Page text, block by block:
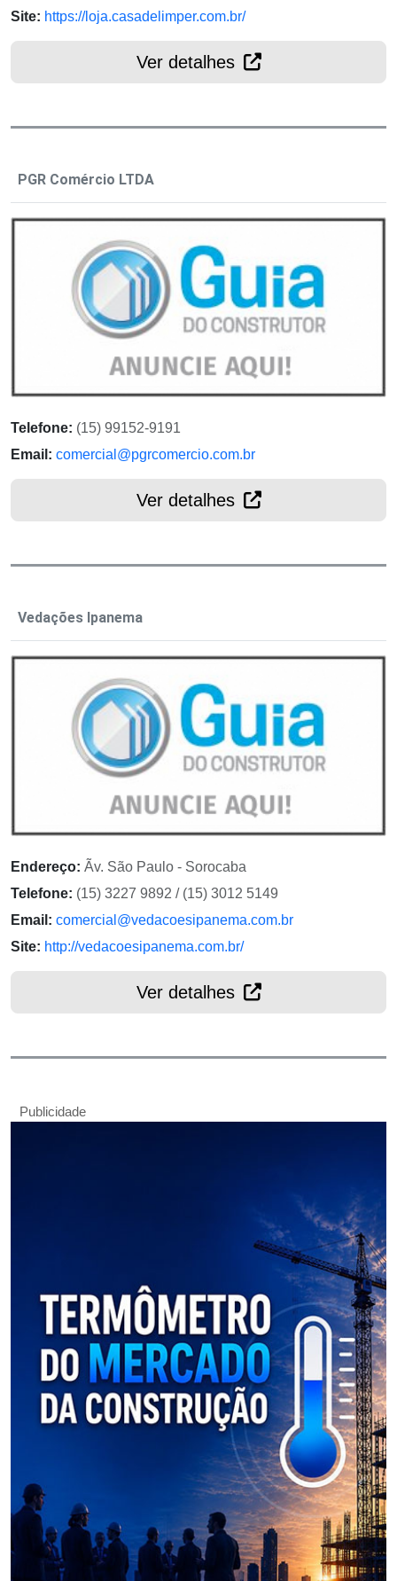
Site: https://loja.casadelimper.com.br/
Ver detalhes
PGR Comércio LTDA
Telefone: (15) 99152-9191
Email: comercial@pgrcomercio.com.br
Ver detalhes
Vedações Ipanema
Endereço: Ãv. São Paulo - Sorocaba
Telefone: (15) 3227 9892 / (15) 3012 5149
Email: comercial@vedacoesipanema.com.br
Site: http://vedacoesipanema.com.br/
Ver detalhes
Publicidade